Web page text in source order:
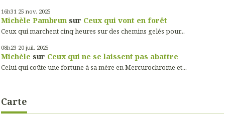
16h31 25 nov. 2025
Michèle Pambrun sur Ceux qui vont en forêt
Ceux qui marchent cinq heures sur des chemins gelés pour...
08h23 20 juil. 2025
Michèle sur Ceux qui ne se laissent pas abattre
Celui qui coûte une fortune à sa mère en Mercurochrome et...
Carte